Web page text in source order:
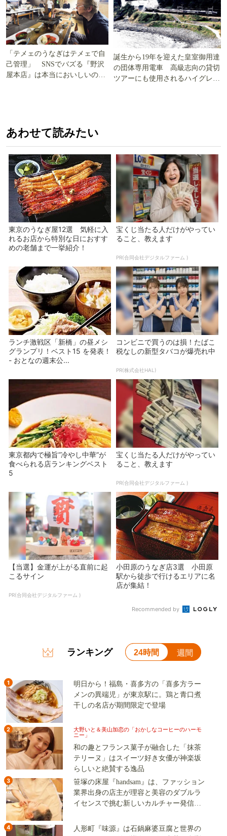
「テメェのうなぎはテメェで自
己管理」 SNSでバズる『野沢
屋本店』は本当においしいの
誕生から19年を迎えた皇室御用達
の団体専用電車 高級志向の貸切
ツアーにも使用されるハイグレー
あわせて読みたい
東京のうなぎ屋12選 気軽に入
れるお店から特別な日におすす
めの老舗まで一挙紹介！
宝くじ当たる人だけがやってい
ること、教えます
PR(合同会社デジタルファーム )
ランチ激戦区「新橋」の昼メシ
グランプリ！ベスト15 を発表！
- おとなの週末公...
コンビニで買うのは損！たばこ
税なしの新型タバコが爆売れ中
PR(株式会社HAL)
東京都内で極旨”冷やし中華”が
食べられる店ランキングベスト
5
宝くじ当たる人だけがやってい
ること、教えます
PR(合同会社デジタルファーム )
【当選】金運が上がる直前に起
こるサイン
PR(合同会社デジタルファーム )
小田原のうなぎ店3選 小田原
駅から徒歩で行けるエリアに名
店が集結！
Recommended by
ランキング 24時間 週間
1
明日から！福島・喜多方の「喜多方ラー
メンの異端児」が東京駅に。鶏と青口煮
干しの名店が期間限定で登場
2
大野いと＆美山加恋の「おかしなコーヒーのハーモ
ニー」
和の趣とフランス菓子が融合した「抹茶
テリーヌ」はスイーツ好き女優が神楽坂
らしいと絶賛する逸品
3
笹塚の床屋『handsam』は、ファッション
業界出身の店主が理容と美容のダブルラ
イセンスで挑む新しいカルチャー発信基
4
人形町『味源』は石鍋麻婆豆腐と世界の